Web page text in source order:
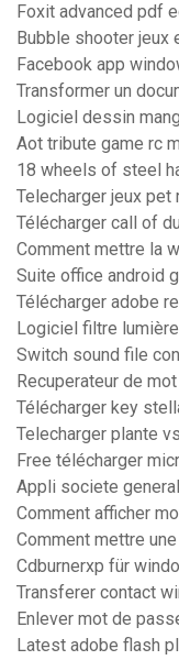
Foxit advanced pdf
Bubble shooter jeux
Facebook app
Transformer un
Logiciel dessin
Aot tribute game rc
18 wheels of steel
Telecharger jeux
Télécharger call of
Comment mettre la
Suite office android
Télécharger adobe
Logiciel filtre
Switch sound file
Recuperateur de
Télécharger key
Telecharger plante
Free télécharger
Appli societe
Comment afficher
Comment mettre
Cdburnerxp für
Transferer contact
Enlever mot de
Latest adobe flash